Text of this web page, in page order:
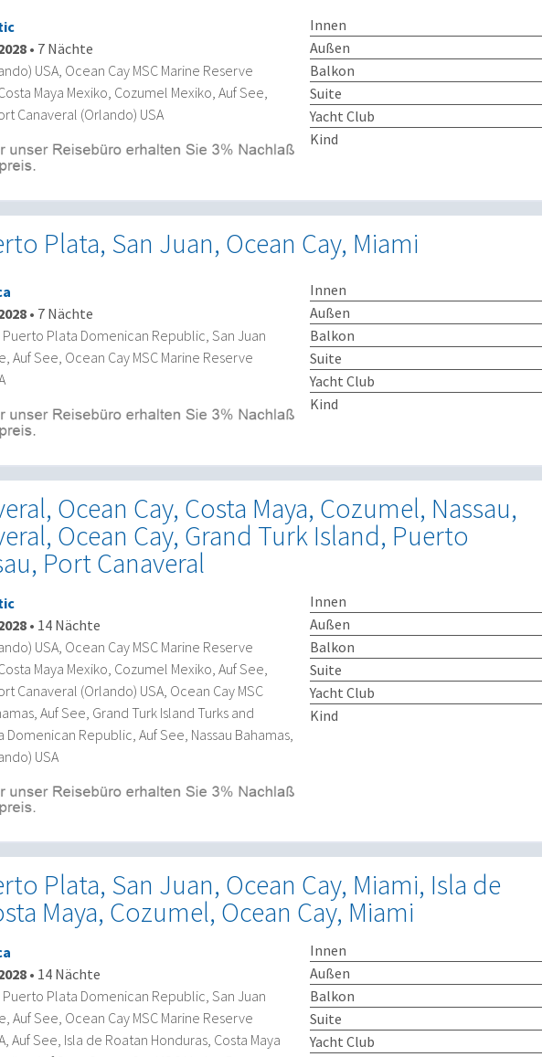
• 7 Nächte
USA, Ocean Cay MSC Marine Reserve
Maya Mexiko, Cozumel Mexiko, Auf See,
Canaveral (Orlando) USA
Innen
Außen
Balkon
Suite
Yacht Club
Kind
Plata, San Juan, Ocean Cay, Miami
• 7 Nächte
Puerto Plata Domenican Republic, San Juan
Auf See, Ocean Cay MSC Marine Reserve
Innen
Außen
Balkon
Suite
Yacht Club
Kind
Ocean Cay, Costa Maya, Cozumel, Nassau,
Ocean Cay, Grand Turk Island, Puerto
Port Canaveral
• 14 Nächte
USA, Ocean Cay MSC Marine Reserve
Maya Mexiko, Cozumel Mexiko, Auf See,
Canaveral (Orlando) USA, Ocean Cay MSC
Auf See, Grand Turk Island Turks and
Republic, Auf See, Nassau Bahamas,
USA
Innen
Außen
Balkon
Suite
Yacht Club
Kind
Plata, San Juan, Ocean Cay, Miami, Isla de
Maya, Cozumel, Ocean Cay, Miami
• 14 Nächte
Puerto Plata Domenican Republic, San Juan
Auf See, Ocean Cay MSC Marine Reserve
Auf See, Isla de Roatan Honduras, Costa Maya
Innen
Außen
Balkon
Suite
Yacht Club